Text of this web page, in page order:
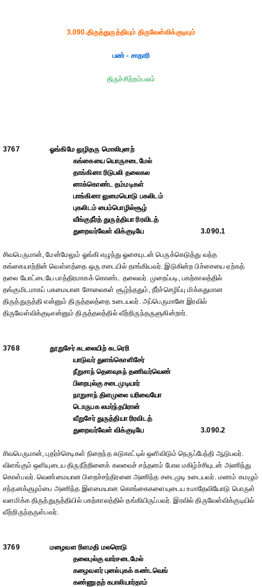
3.090.திருத்துருத்தியும் திருவேள்விக்குடியும்
பண் - சாதாரி
திருச்சிற்றம்பலம்
3767
ஓங்கிமே லுழிதரு மொலிபுனற்
கங்கையை யொருசடைமேல்
தாங்கினா ரிடுபலி தலைகல
னாக்கொண்ட தம்மடிகள்
பாங்கினா லுமையொடு பகலிடம்
புகலிடம் பைம்பொழில்சூழ்
வீங்குநீர்த் துருத்தியா ரிரவிடத்
துறைவர்வேள் விக்குடியே
3.090.1
சிவபெருமான், மேன்மேலும் ஓங்கி எழுந்து ஓசையுடன் பெருக்கெடுத்து வந்த
கங்கையாற்றின் வெள்ளத்தை ஒரு சடையில் தாங்கியவர். இடுகின்ற பிச்சையை ஏற்கத்
தலை யோட்டையே பாத்திரமாகக் கொண்ட தலைவர். முறைப்படி, பகற்காலத்தில்
தங்குமிடமாகப் பசுமையான சோலைகள் சூழ்ந்ததும், நீர்ச்செழிப்பு மிக்கதுமான
திருத்துருத்தி என்னும் திருத்தலத்தை உடையவர். அப்பெருமானே இரவில்
திருவேள்விக்குடிஎன்னும் திருத்தலத்தில் வீற்றிருந்தருளுகின்றார்.
3768
தூறுசேர் சுடலையிற் சுடரெரி
யாடுவர் துளங்கொளிசேர்
நீறுசாந் தெனவுகந் தணிவர்வெண்
பிறைபுல்கு சடைமுடியார்
நாறுசாந் திளமுலை யரிவையோ
டொருபக லமர்ந்தபிரான்
வீறுசேர் துருத்தியா ரிரவிடத்
துறைவர்வேள் விக்குடியே
3.090.2
சிவபெருமான், புதர்ச்செடிகள் நிறைந்த சுடுகாட்டில் ஒளிவிடும் நெருப்பேந்தி ஆடுபவர்.
விளங்கும் ஒளியுடைய திருநீற்றினைக் கலவைச் சந்தனம் போல மகிழ்ச்சியுடன் அணிந்து
கொள்பவர். வெண்மையான பிறைச்சந்திரனை அணிந்த சடைமுடி உடையவர். மணம் கமழும்
சந்தனக்குழம்பை அணிந்த இளமையான கொங்கைகளையுடைய உமாதேவியோடு பொருள்
வளமிக்க திருத்துருத்தியில் பகற்காலத்தில் தங்கியிருப்பவர். இரவில் திருவேள்விக்குடியில்
வீற்றிருந்தருள்பவர்.
3769
மழைவள ரிளமதி மலரொடு
தலைபுல்கு வார்சடைமேல்
கழைவளர் புனல்புகக் கண்டவெங்
கண்ணுதற் கபாலியார்தாம்